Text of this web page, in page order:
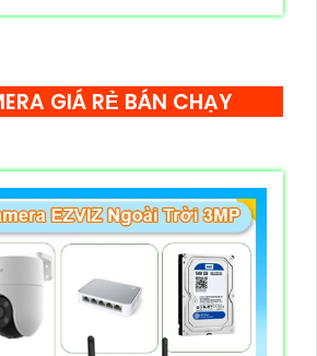
GIÁ RẺ BÁN CHẠY